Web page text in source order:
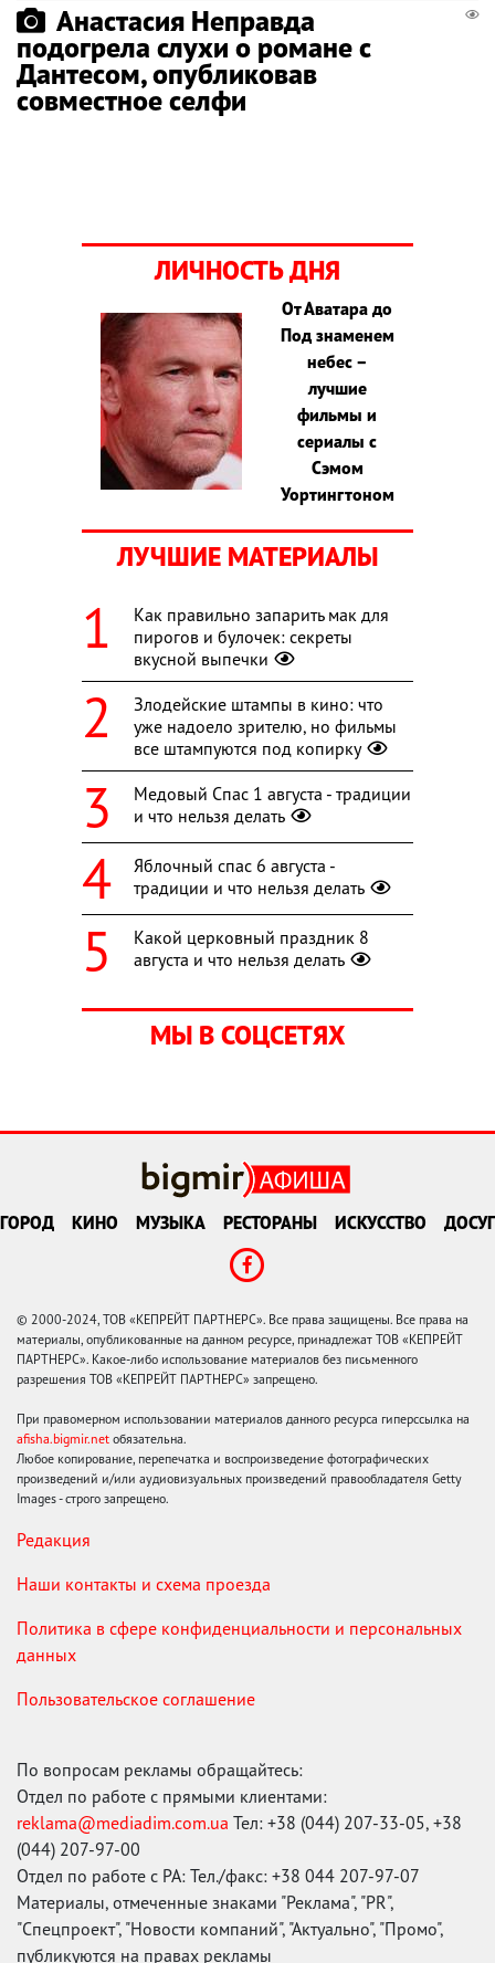
Анастасия Неправда
подогрела слухи о романе с
Дантесом, опубликовав
совместное селфи
ЛИЧНОСТЬ ДНЯ
От Аватара до
Под знаменем
небес –
лучшие
фильмы и
сериалы с
Сэмом
Уортингтоном
ЛУЧШИЕ МАТЕРИАЛЫ
Как правильно запарить мак для
пирогов и булочек: секреты
вкусной выпечки
Злодейские штампы в кино: что
уже надоело зрителю, но фильмы
все штампуются под копирку
Медовый Спас 1 августа - традиции
и что нельзя делать
Яблочный спас 6 августа -
традиции и что нельзя делать
Какой церковный праздник 8
августа и что нельзя делать
МЫ В СОЦСЕТЯХ
ГОРОД КИНО МУЗЫКА РЕСТОРАНЫ ИСКУССТВО ДОСУГ
© 2000-2024, ТОВ «КЕПРЕЙТ ПАРТНЕРС». Все права защищены. Все права на
материалы, опубликованные на данном ресурсе, принадлежат ТОВ «КЕПРЕЙТ
ПАРТНЕРС». Какое-либо использование материалов без письменного
разрешения ТОВ «КЕПРЕЙТ ПАРТНЕРС» запрещено.
При правомерном использовании материалов данного ресурса гиперссылка на
afisha.bigmir.net обязательна.
Любое копирование, перепечатка и воспроизведение фотографических
произведений и/или аудиовизуальных произведений правообладателя Getty
Images - строго запрещено.
Редакция
Наши контакты и схема проезда
Политика в сфере конфиденциальности и персональных
данных
Пользовательское соглашение
По вопросам рекламы обращайтесь:
Отдел по работе с прямыми клиентами:
reklama@mediadim.com.ua Тел: +38 (044) 207-33-05, +38
(044) 207-97-00
Отдел по работе с РА: Тел./факс: +38 044 207-97-07
Материалы, отмеченные знаками "Реклама", "PR",
"Спецпроект", "Новости компаний", "Актуально", "Промо",
публикуются на правах рекламы